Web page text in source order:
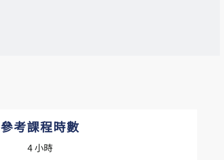
參考課程時數
4 小時